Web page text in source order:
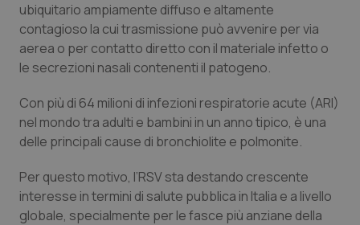
Calabria
Campania
Emilia-Romagna
Friuli Venezia Giulia
Lazio
Asma & BPCO
Car-T
Colesterolo & coronaropatie
Dermatite Atopica
Diabete & glucometri
ubiquitario ampiamente diffuso e altamente
contagioso la cui trasmissione può avvenire per via
aerea o per contatto diretto con il materiale infetto o
le secrezioni nasali contenenti il patogeno.
Con più di 64 milioni di infezioni respiratorie acute (ARI)
nel mondo tra adulti e bambini in un anno tipico, è una
delle principali cause di bronchiolite e polmonite.
Per questo motivo, l’RSV sta destando crescente
interesse in termini di salute pubblica in Italia e a livello
globale, specialmente per le fasce più anziane della